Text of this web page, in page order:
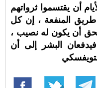
أن يقتسموا ثرواتهم
طريق المنفعة ، إن كل
أن يكون له نصيب ،
البشر إلى أن